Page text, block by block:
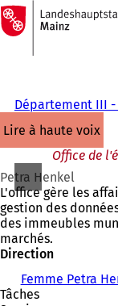
Accéder au contenu
Vers
la
page
d'accueil
Département III
lire à haute voix
Office de
Petra Henkel
L'office gère les
gestion des
des immeubles
marchés.
Direction
Femme Petra
Tâches